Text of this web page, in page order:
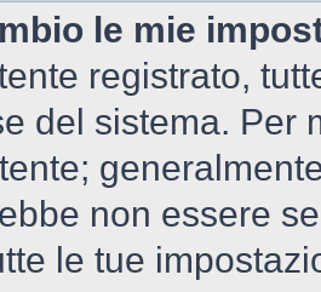
le mie
registrato,
del sistema. Per
non essere
le tue